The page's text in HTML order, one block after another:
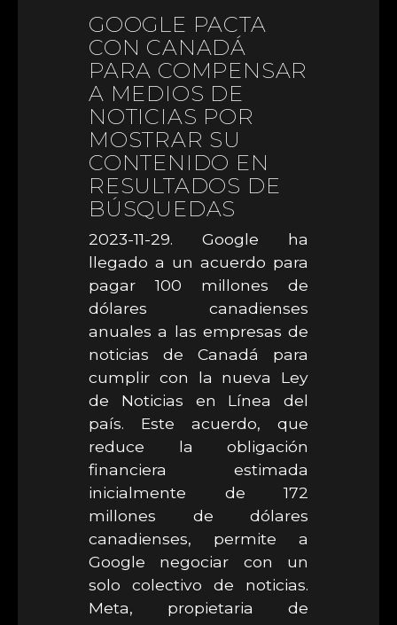
GOOGLE PACTA
CON CANADÁ
PARA COMPENSAR
A MEDIOS DE
NOTICIAS POR
MOSTRAR SU
CONTENIDO EN
RESULTADOS DE
BÚSQUEDAS
2023-11-29. Google ha
llegado a un acuerdo para
pagar 100 millones de
dólares canadienses
anuales a las empresas de
noticias de Canadá para
cumplir con la nueva Ley
de Noticias en Línea del
país. Este acuerdo, que
reduce la obligación
financiera estimada
inicialmente de 172
millones de dólares
canadienses, permite a
Google negociar con un
solo colectivo de noticias.
Meta, propietaria de